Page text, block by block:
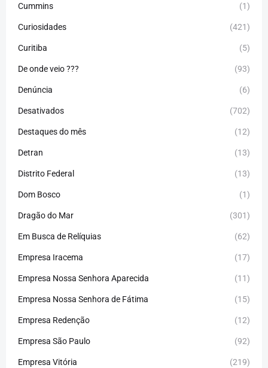
Cummins (1)
Curiosidades (421)
Curitiba (5)
De onde veio ??? (93)
Denúncia (6)
Desativados (702)
Destaques do mês (12)
Detran (13)
Distrito Federal (13)
Dom Bosco (1)
Dragão do Mar (301)
Em Busca de Relíquias (62)
Empresa Iracema (17)
Empresa Nossa Senhora Aparecida (11)
Empresa Nossa Senhora de Fátima (15)
Empresa Redenção (12)
Empresa São Paulo (92)
Empresa Vitória (219)